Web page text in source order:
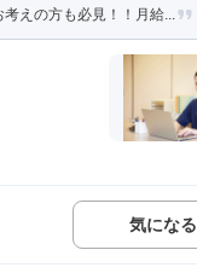
えの方も必見！！月給...
気になる